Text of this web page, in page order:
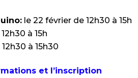
le 22 février de 12h30 à 15h
à 15h
à 15h30
et l’inscription